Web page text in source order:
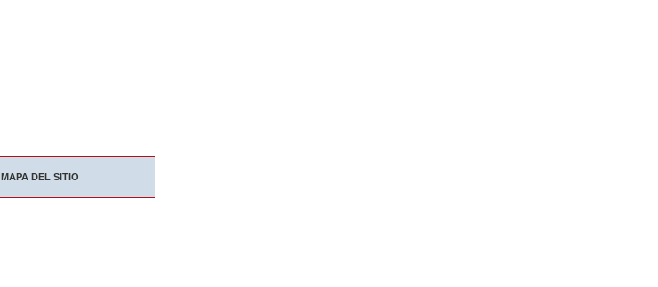
MAPA DEL SITIO